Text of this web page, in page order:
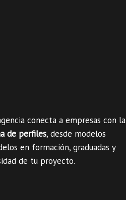
conecta a empresas con la
de perfiles, desde modelos
en formación, graduadas y
de tu proyecto.